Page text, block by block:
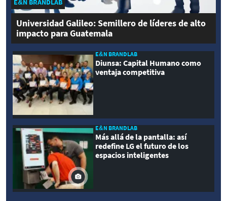
E&N BRANDLAB
Universidad Galileo: Semillero de líderes de alto
impacto para Guatemala
E&N BRANDLAB
Diunsa: Capital Humano como
ventaja competitiva
E&N BRANDLAB
Más allá de la pantalla: así
redefine LG el futuro de los
espacios inteligentes